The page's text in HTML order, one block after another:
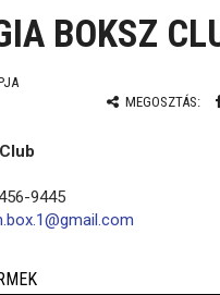
BOKSZ
MEGOSZTÁS:
9445